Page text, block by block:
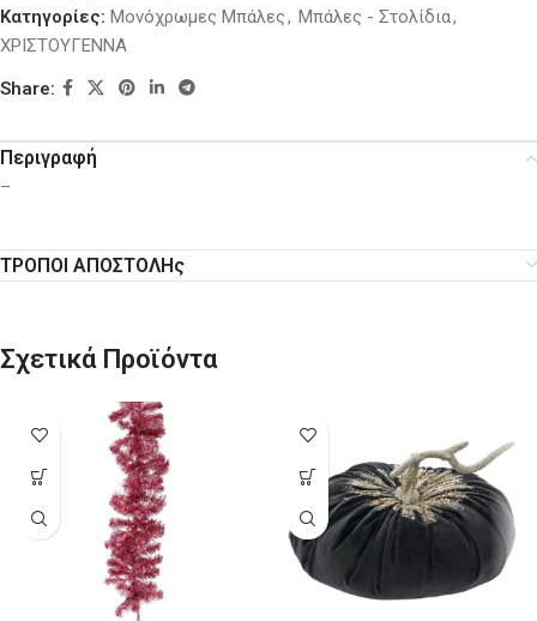
Κατηγορίες: Μονόχρωμες Μπάλες, Μπάλες - Στολίδια,
ΧΡΙΣΤΟΥΓΕΝΝΑ
Share:
Περιγραφή
–
ΤΡΟΠΟΙ ΑΠΟΣΤΟΛΗς
Σχετικά Προϊόντα